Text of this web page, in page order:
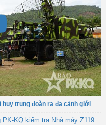
huy trung đoàn ra đa cảnh giới
KQ kiểm tra Nhà máy Z119